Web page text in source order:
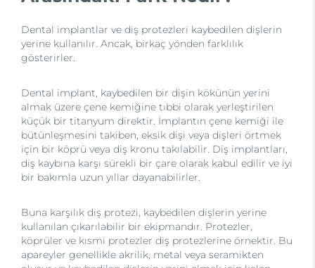
Dental implantlar ve diş protezleri kaybedilen dişlerin
yerine kullanılır. Ancak, birkaç yönden farklılık
gösterirler.
Dental implant, kaybedilen bir dişin kökünün yerini
almak üzere çene kemiğine tıbbi olarak yerleştirilen
küçük bir titanyum direktir. İmplantın çene kemiği ile
bütünleşmesini takiben, eksik dişi veya dişleri örtmek
için bir köprü veya diş kronu takılabilir. Diş implantları,
diş kaybına karşı sürekli bir çare olarak kabul edilir ve iyi
bir bakımla uzun yıllar dayanabilirler.
Buna karşılık diş protezi, kaybedilen dişlerin yerine
kullanılan çıkarılabilir bir ekipmandır. Protezler,
köprüler ve kısmi protezler diş protezlerine örnektir. Bu
apareyler genellikle akrilik, metal veya seramikten